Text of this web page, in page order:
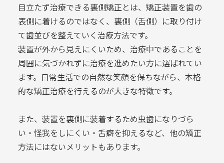
目立たず治療できる裏側矯正とは、矯正装置を歯の
表側に着けるのではなく、裏側（舌側）に取り付け
て歯並びを整えていく治療方法です。
装置が外から見えにくいため、治療中であることを
周囲に気づかれずに治療を進めたい方に選ばれてい
ます。日常生活での自然な笑顔を保ちながら、本格
的な矯正治療を行えるのが大きな特徴です。
また、装置を裏側に装着するため虫歯になりづら
い・怪我をしにくい・舌癖を抑えるなど、他の矯正
方法にはないメリットもあります。